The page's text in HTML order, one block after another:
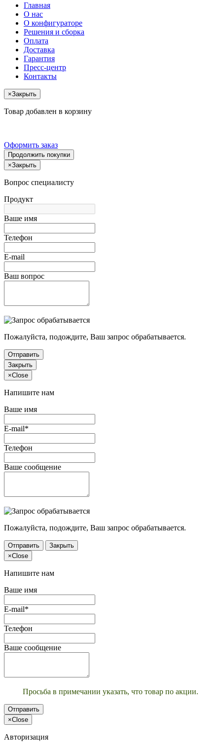
Главная
О нас
О конфигураторе
Решения и сборка
Оплата
Доставка
Гарантия
Пресс-центр
Контакты
×Закрыть
Товар добавлен в корзину
Оформить заказ
Продолжить покупки
×Закрыть
Вопрос специалисту
Продукт
Ваше имя
Телефон
E-mail
Ваш вопрос
Пожалуйста, подождите, Ваш запрос обрабатывается.
Отправить
Закрыть
×Close
Напишите нам
Ваше имя
E-mail*
Телефон
Ваше сообщение
Пожалуйста, подождите, Ваш запрос обрабатывается.
Отправить
Закрыть
×Close
Напишите нам
Ваше имя
E-mail*
Телефон
Ваше сообщение
Просьба в примечании указать, что товар по акции.
Отправить
×Close
Авторизация